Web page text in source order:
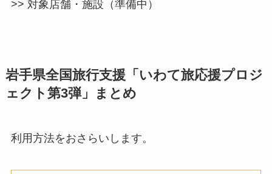
>> 対象店舗・施設（準備中）
岩手県全国旅行支援「いわて旅応援プロジ
ェクト第3弾」まとめ
利用方法をおさらいします。